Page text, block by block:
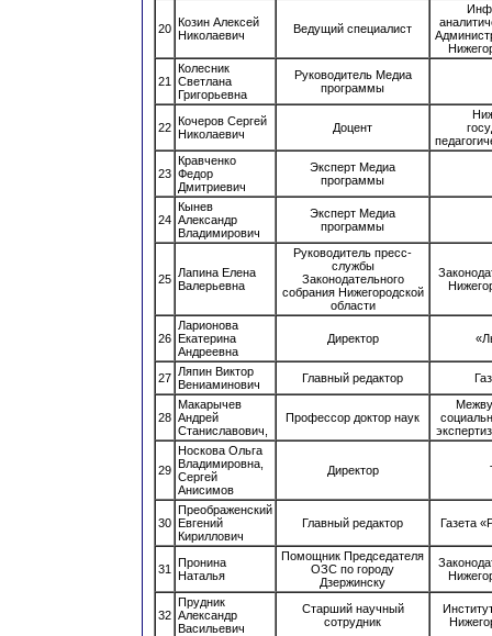
20 Козин Алексей
Николаевич
Ведущий специалист
21
Колесник
Светлана
Григорьевна
Руководитель Медиа
программы
22 Кочеров Сергей
Николаевич
Доцент
23
Кравченко
Федор
Дмитриевич
Эксперт Медиа
программы
24
Кынев
Александр
Владимирович
Эксперт Медиа
программы
25 Лапина Елена
Валерьевна
Руководитель пресс-
службы
Законодательного
собрания Нижегородской
области
26
Ларионова
Екатерина
Андреевна
Директор
27 Ляпин Виктор
Вениаминович
Главный редактор
28
Макарычев
Андрей
Станиславович,
Профессор доктор наук
29
Носкова Ольга
Владимировна,
Сергей
Анисимов
Директор
30
Преображенский
Евгений
Кириллович
Главный редактор Газета
31
Пронина
Наталья
Помощник Председателя
ОЗС по городу
Дзержинску
32
Прудник
Александр
Васильевич
Старший научный
сотрудник